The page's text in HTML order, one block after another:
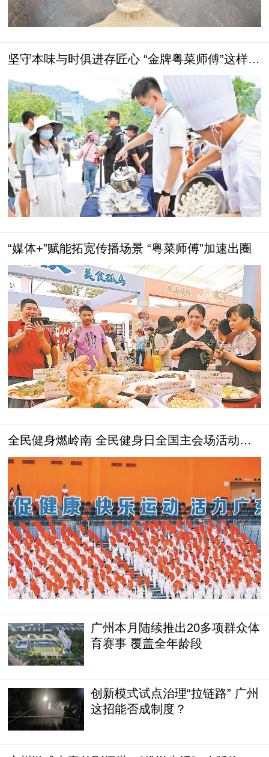
坚守本味与时俱进存匠心 “金牌粤菜师傅”这样炼
“媒体+”赋能拓宽传播场景 “粤菜师傅”加速出圈
全民健身燃岭南 全民健身日全国主会场活动佛
山举行
广州本月陆续推出20多项群众体
育赛事 覆盖全年龄段
创新模式试点治理“拉链路” 广州
这招能否成制度？